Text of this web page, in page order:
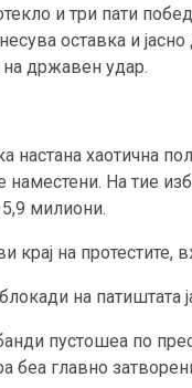
и три пати
оставка и
државен удар.
настана хаотична
наместени. На тие
милиони.
крај на
на патиштата
пустошеа по
беа главно